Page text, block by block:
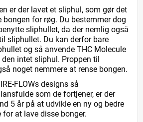
er der lavet et sliphul, som gør det
bongen for røg. Du bestemmer dog
sliphullet, da der nemlig også
sliphullet. Du kan derfor bare
og så anvende THC Molecule
intet sliphul. Proppen til
noget nemmere at rense bongen.
FLOWs designs så
som de fortjener, er der
5 år på at udvikle en ny og bedre
at lave disse bonger.